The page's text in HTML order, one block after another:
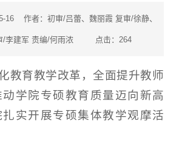
16 作者：初审/吕蕾、魏丽霞 复审/徐静、
/李建军 责编/何雨浓 点击： 264
教育教学改革，全面提升教师
学院专硕教育质量迈向新高
实开展专硕集体教学观摩活